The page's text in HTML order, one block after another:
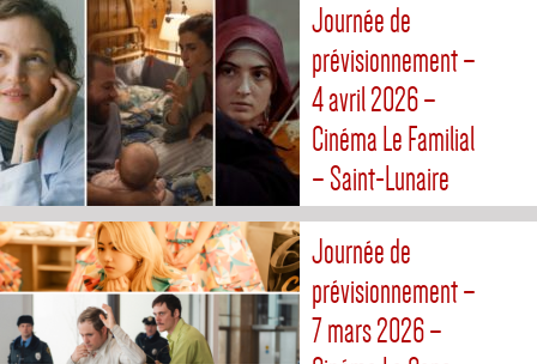
Journée de
prévisionnement –
4 avril 2026 –
Cinéma Le Familial
– Saint-Lunaire
Journée de
prévisionnement –
7 mars 2026 –